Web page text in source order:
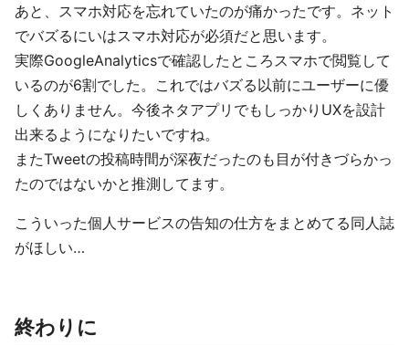
あと、スマホ対応を忘れていたのが痛かったです。ネット
でバズるにいはスマホ対応が必須だと思います。
実際GoogleAnalyticsで確認したところスマホで閲覧して
いるのが6割でした。これではバズる以前にユーザーに優
しくありません。今後ネタアプリでもしっかりUXを設計
出来るようになりたいですね。
またTweetの投稿時間が深夜だったのも目が付きづらかっ
たのではないかと推測してます。
こういった個人サービスの告知の仕方をまとめてる同人誌
がほしい…
終わりに